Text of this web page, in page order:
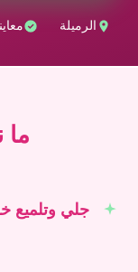
الرميلة
ما
جلي وتلميع